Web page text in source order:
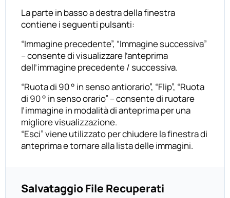
La parte in basso a destra della finestra
contiene i seguenti pulsanti:
“Immagine precedente”, “Immagine successiva”
– consente di visualizzare l’anteprima
dell’immagine precedente / successiva.
“Ruota di 90 ° in senso antiorario”, “Flip”, “Ruota
di 90 ° in senso orario” – consente di ruotare
l’immagine in modalità di anteprima per una
migliore visualizzazione.
“Esci” viene utilizzato per chiudere la finestra di
anteprima e tornare alla lista delle immagini.
Salvataggio File Recuperati